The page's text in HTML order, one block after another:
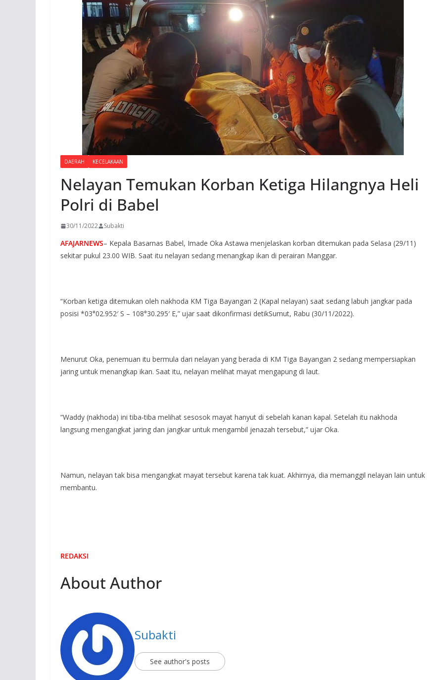
DAERAH KECELAKAAN
Nelayan Temukan Korban Ketiga Hilangnya Heli
Polri di Babel
30/11/2022 Subakti
AFAJARNEWS– Kepala Basarnas Babel, Imade Oka Astawa menjelaskan korban ditemukan pada Selasa (29/11)
sekitar pukul 23.00 WIB. Saat itu nelayan sedang menangkap ikan di perairan Manggar.
“Korban ketiga ditemukan oleh nakhoda KM Tiga Bayangan 2 (Kapal nelayan) saat sedang labuh jangkar pada
posisi *03°02.952′ S – 108°30.295′ E,” ujar saat dikonfirmasi detikSumut, Rabu (30/11/2022).
Menurut Oka, penemuan itu bermula dari nelayan yang berada di KM Tiga Bayangan 2 sedang mempersiapkan
jaring untuk menangkap ikan. Saat itu, nelayan melihat mayat mengapung di laut.
“Waddy (nakhoda) ini tiba-tiba melihat sesosok mayat hanyut di sebelah kanan kapal. Setelah itu nakhoda
langsung mengangkat jaring dan jangkar untuk mengambil jenazah tersebut,” ujar Oka.
Namun, nelayan tak bisa mengangkat mayat tersebut karena tak kuat. Akhirnya, dia memanggil nelayan lain untuk
membantu.
REDAKSI
About Author
Subakti
See author's posts